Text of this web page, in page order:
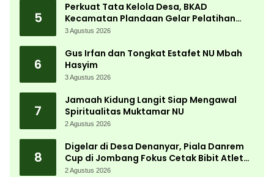
5
Perkuat Tata Kelola Desa, BKAD
Kecamatan Plandaan Gelar Pelatihan
Aparatur Pemdes
3 Agustus 2026
6
Gus Irfan dan Tongkat Estafet NU Mbah
Hasyim
3 Agustus 2026
7
Jamaah Kidung Langit Siap Mengawal
Spiritualitas Muktamar NU
2 Agustus 2026
8
Digelar di Desa Denanyar, Piala Danrem
Cup di Jombang Fokus Cetak Bibit Atlet
Menembak Berprestasi
2 Agustus 2026